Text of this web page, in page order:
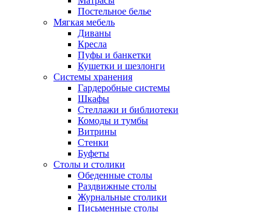
Постельное белье
Мягкая мебель
Диваны
Кресла
Пуфы и банкетки
Кушетки и шезлонги
Системы хранения
Гардеробные системы
Шкафы
Стеллажи и библиотеки
Комоды и тумбы
Витрины
Стенки
Буфеты
Столы и столики
Обеденные столы
Раздвижные столы
Журнальные столики
Письменные столы